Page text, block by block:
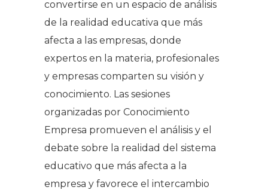
convertirse en un espacio de análisis
de la realidad educativa que más
afecta a las empresas, donde
expertos en la materia, profesionales
y empresas comparten su visión y
conocimiento. Las sesiones
organizadas por Conocimiento
Empresa promueven el análisis y el
debate sobre la realidad del sistema
educativo que más afecta a la
empresa y favorece el intercambio